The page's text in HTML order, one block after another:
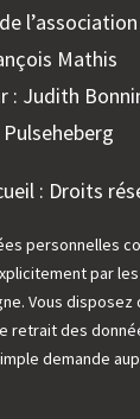
Mathis
: Judith
: Droits
personnelles
par
Vous disposez
retrait des
demande